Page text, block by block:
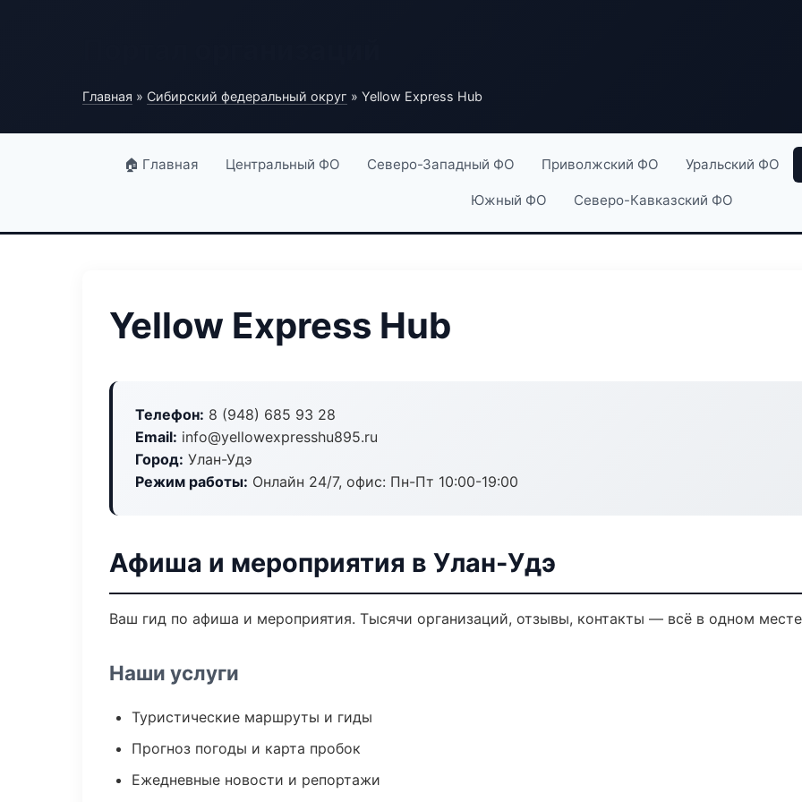
Главная » Сибирский федеральный округ » Yellow Express Hub
🏠 Главная Центральный ФО Северо-Западный ФО Приволжский ФО Уральский ФО
Южный ФО Северо-Кавказский ФО
Yellow Express Hub
Телефон: 8 (948) 685 93 28
Email: info@yellowexpresshu895.ru
Город: Улан-Удэ
Режим работы: Онлайн 24/7, офис: Пн-Пт 10:00-19:00
Афиша и мероприятия в Улан-Удэ
Ваш гид по афиша и мероприятия. Тысячи организаций, отзывы, контакты — всё в одном
Наши услуги
Туристические маршруты и гиды
Прогноз погоды и карта пробок
Ежедневные новости и репортажи